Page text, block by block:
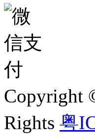
Copyright
Rights 粤